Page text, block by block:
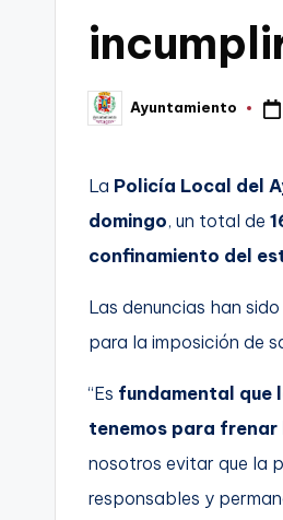
Cartagena,
Publicado
por
Ayuntamiento
La Policía Local del
domingo, un total de
confinamiento del
Las denuncias han
para la imposición de
“Es fundamental que
tenemos para
nosotros evitar que la
responsables y